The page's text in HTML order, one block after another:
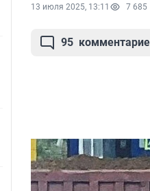
13 июля 2025, 13:11 7 685
95